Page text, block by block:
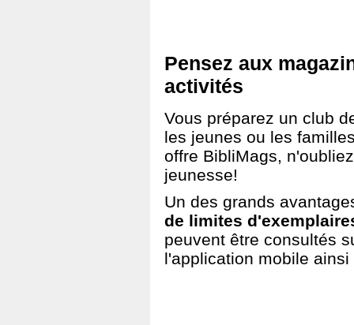
Pensez aux
activités
Vous préparez un club
les jeunes ou les
offre BibliMags,
jeunesse!
Un des grands
de limites
peuvent être consultés
l'application mobile